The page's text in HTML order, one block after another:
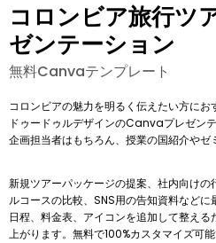
コロンビア旅行ツ
ゼンテーション
無料Canvaテンプレート
コロンビアの魅力を明るく伝えたい方に
ドゥードゥルデザインのCanvaプレゼン
企画担当者はもちろん、授業の国紹介やゼ
新規ツアーパッケージの提案、社内向け
ルコースの比較、SNS用の告知資料など
日程、料金表、アイコンを追加して整え
上がります。無料で100%カスタマイズ可能